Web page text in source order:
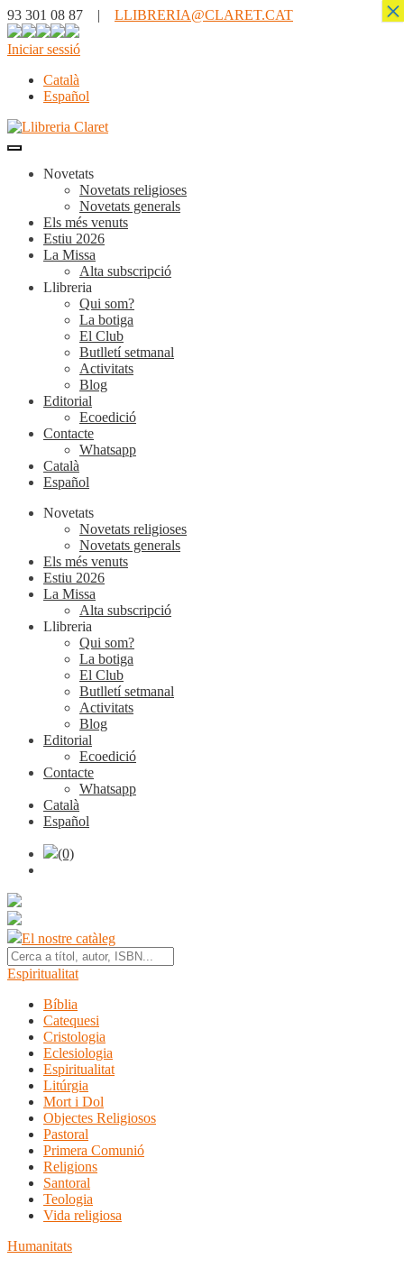
93 301 08 87 | LLIBRERIA@CLARET.CAT
Iniciar sessió
Català
Español
Novetats
Novetats religioses
Novetats generals
Els més venuts
Estiu 2026
La Missa
Alta subscripció
Llibreria
Qui som?
La botiga
El Club
Butlletí setmanal
Activitats
Blog
Editorial
Ecoedició
Contacte
Whatsapp
Català
Español
Novetats
Novetats religioses
Novetats generals
Els més venuts
Estiu 2026
La Missa
Alta subscripció
Llibreria
Qui som?
La botiga
El Club
Butlletí setmanal
Activitats
Blog
Editorial
Ecoedició
Contacte
Whatsapp
Català
Español
(0)
El nostre catàleg
Espiritualitat
Bíblia
Catequesi
Cristologia
Eclesiologia
Espiritualitat
Litúrgia
Mort i Dol
Objectes Religiosos
Pastoral
Primera Comunió
Religions
Santoral
Teologia
Vida religiosa
Humanitats
×